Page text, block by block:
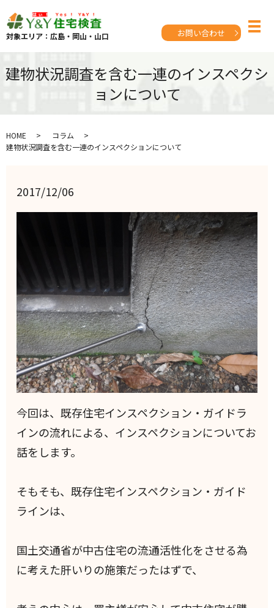
対象エリア：広島・岡山・山口 お問い合わせ
建物状況調査を含む一連のインスペクシ
ョンについて
HOME
コラム
建物状況調査を含む一連のインスペクションについて
2017/12/06
今回は、既存住宅インスペクション・ガイドラ
インの流れによる、インスペクションについてお
話をします。
そもそも、既存住宅インスペクション・ガイド
ラインは、
国土交通省が中古住宅の流通活性化をさせる為
に考えた肝いりの施策だったはずで、